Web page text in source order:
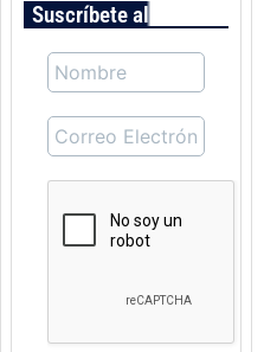
Suscríbete al boletín